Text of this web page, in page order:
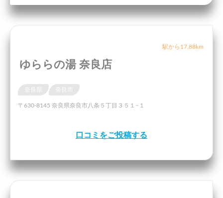
駅から17.88km
ゆららの湯 奈良店
奈良県 奈良市
〒630-8145 奈良県奈良市八条５丁目３５１−１
口コミをご投稿する